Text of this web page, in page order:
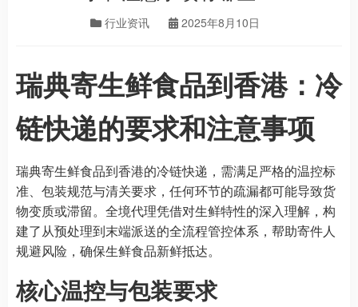
行业资讯 2025年8月10日
瑞典寄生鲜食品到香港：冷
链快递的要求和注意事项
瑞典寄生鲜食品到香港的冷链快递，需满足严格的温控标
准、包装规范与清关要求，任何环节的疏漏都可能导致货
物变质或滞留。全境代理凭借对生鲜特性的深入理解，构
建了从预处理到末端派送的全流程管控体系，帮助寄件人
规避风险，确保生鲜食品新鲜抵达。
核心温控与包装要求